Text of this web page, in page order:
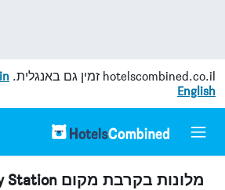
hotelscombined.co.il זמין גם באנגלית.
English